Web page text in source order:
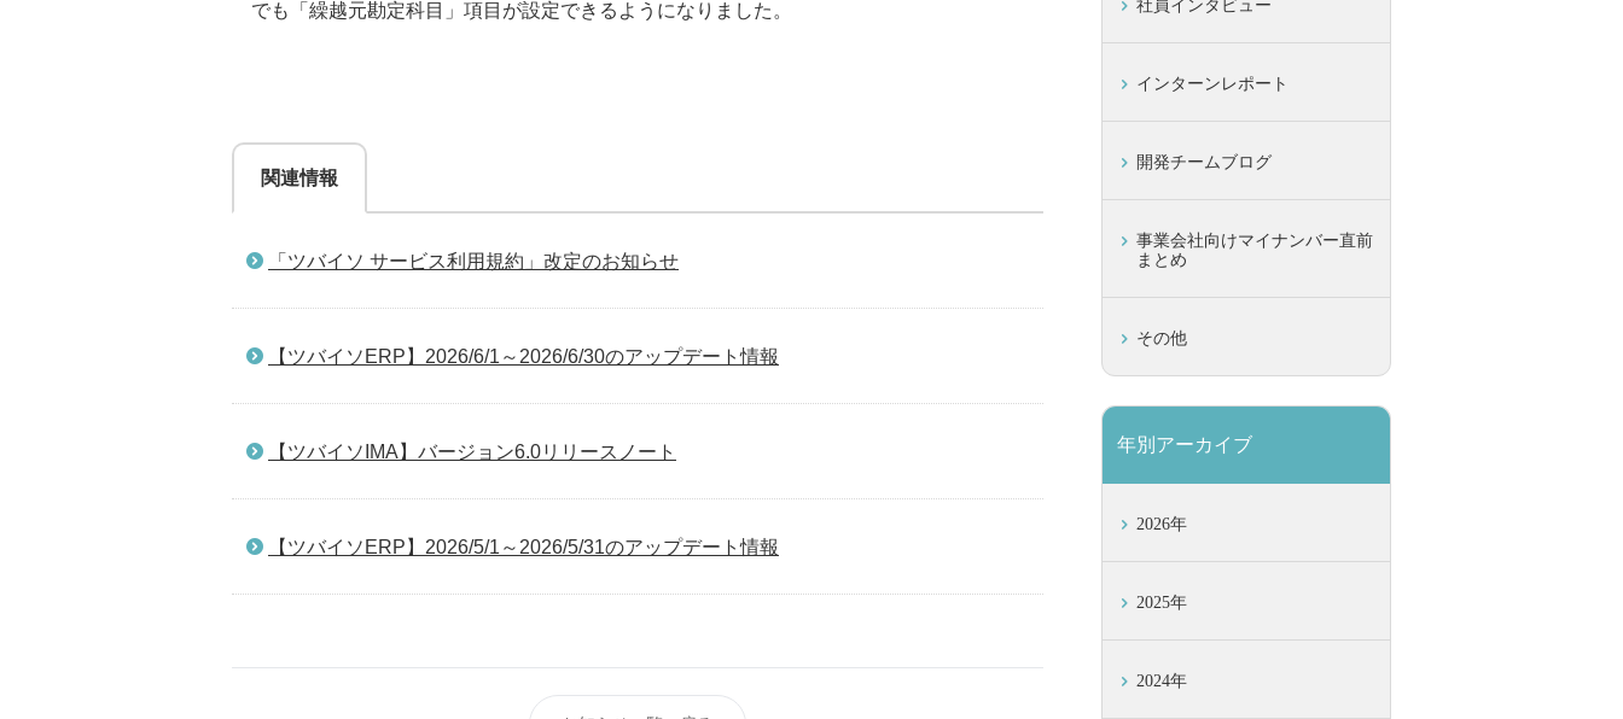
でも「繰越元勘定科目」項目が設定できるようになりました。
関連情報
「ツバイソ サービス利用規約」改定のお知らせ
【ツバイソERP】2026/6/1～2026/6/30のアップデート情報
【ツバイソIMA】バージョン6.0リリースノート
【ツバイソERP】2026/5/1～2026/5/31のアップデート情報
社員インタビュー
インターンレポート
開発チームブログ
事業会社向けマイナンバー直前
まとめ
その他
年別アーカイブ
2026年
2025年
2024年